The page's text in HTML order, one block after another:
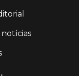
notícias